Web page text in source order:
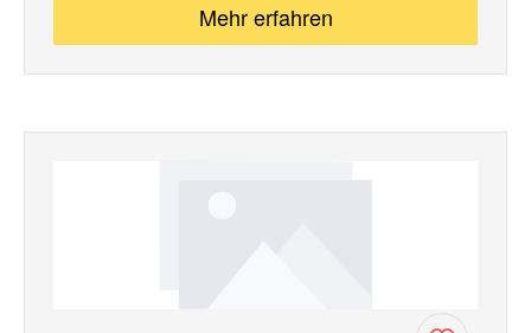
Mehr erfahren